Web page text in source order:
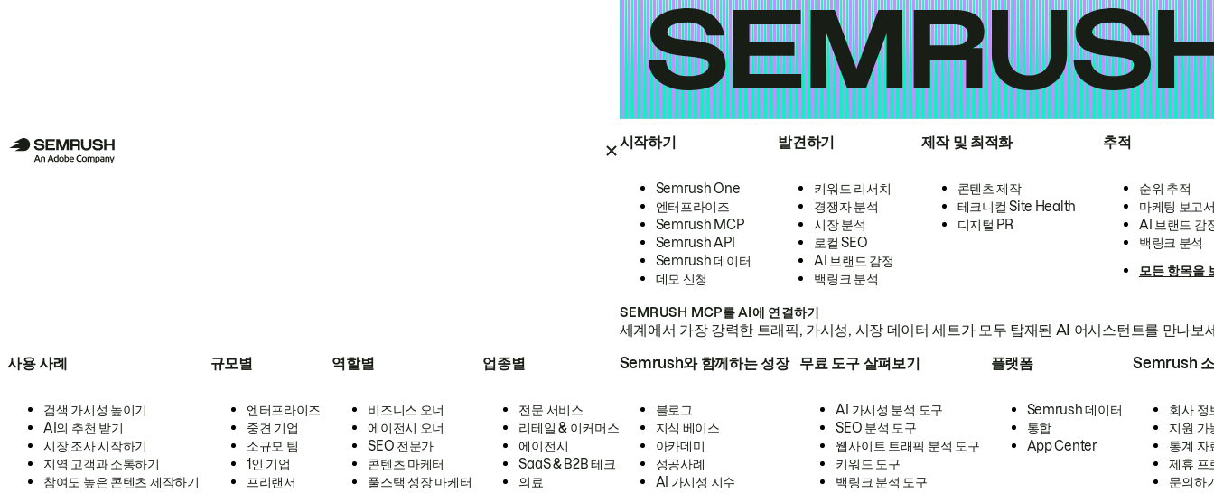
시작하기
Semrush One
엔터프라이즈
Semrush MCP
Semrush API
Semrush 데이터
데모 신청
발견하기
키워드 리서치
경쟁자 분석
시장 분석
로컬 SEO
AI 브랜드 감정
백링크 분석
제작 및 최적화
콘텐츠 제작
테크니컬 Site Health
디지털 PR
추적
순위 추적
마케팅 보고
AI 브랜드 감
백링크 분석
모든 항목을
SEMRUSH MCP를 AI에 연결하기
세계에서 가장 강력한 트래픽, 가시성, 시장 데이터 세트가 모두 탑재된 AI 어시스턴트를 만나보
사용 사례
검색 가시성 높이기
AI의 추천 받기
시장 조사 시작하기
지역 고객과 소통하기
참여도 높은 콘텐츠 제작하기
규모별
엔터프라이즈
중견 기업
소규모 팀
1인 기업
프리랜서
역할별
비즈니스 오너
에이전시 오너
SEO 전문가
콘텐츠 마케터
풀스택 성장 마케터
업종별
전문 서비스
리테일 & 이커머스
에이전시
SaaS & B2B 테크
의료
Semrush와 함께하는 성장
블로그
지식 베이스
아카데미
성공사례
AI 가시성 지수
무료 도구 살펴보기
AI 가시성 분석 도구
SEO 분석 도구
웹사이트 트래픽 분석 도구
키워드 도구
백링크 분석 도구
플랫폼
Semrush 데이터
통합
App Center
Semrush
회사 정
지원 가
통계 자
제휴 프
문의하